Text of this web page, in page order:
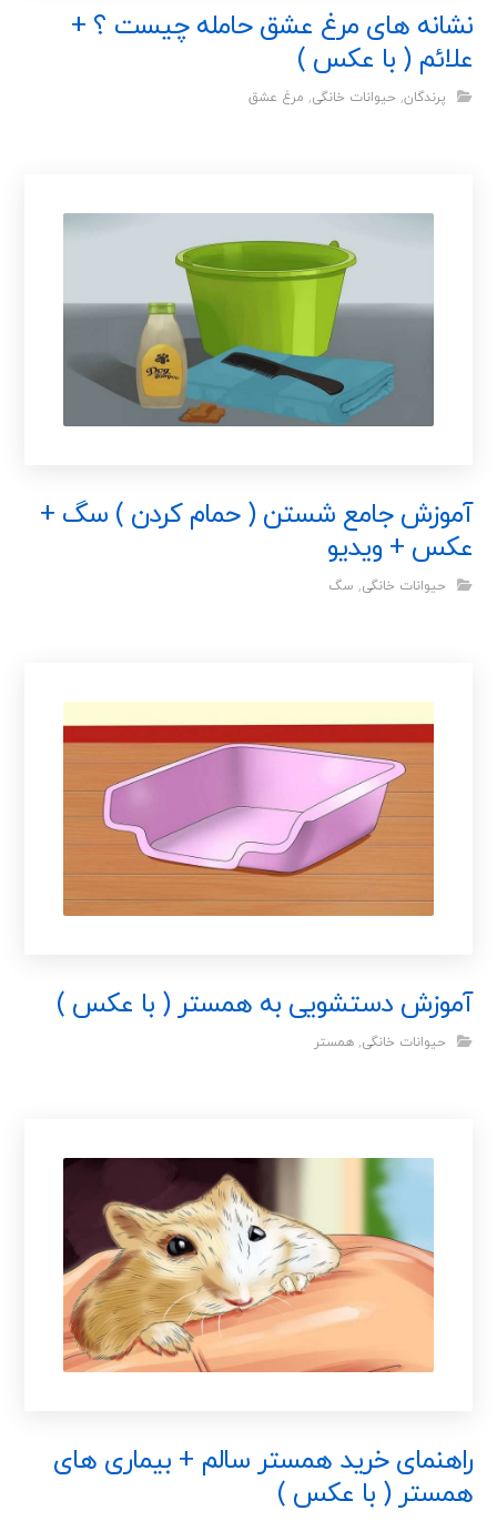
نشانه های مرغ عشق حامله چیست ؟ +
علائم ( با عکس )
پرندگان,حیوانات خانگی, مرغ عشق
آموزش جامع شستن ( حمام کردن ) سگ +
عکس + ویدیو
حیوانات خانگی, سگ
آموزش دستشویی به همستر ( با عکس )
حیوانات خانگی,همستر
راهنمای خرید همستر سالم + بیماری های
همستر ( با عکس )